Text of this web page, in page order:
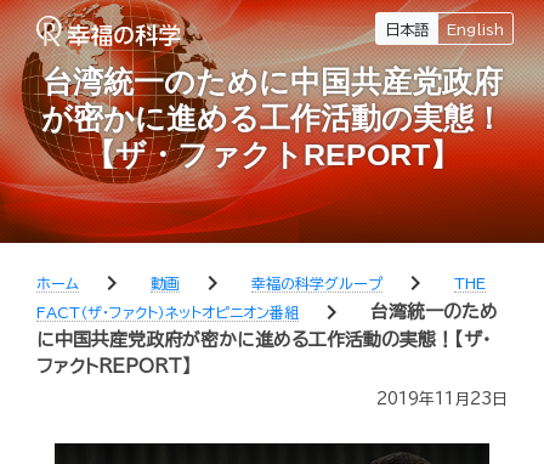
日本語 English
台湾統一のために中国共産党政府
が密かに進める工作活動の実態！
【ザ・ファクトREPORT】
ホーム chevron_right 動画 chevron_right 幸福の科学グループ chevron_right
THE
FACT（ザ・ファクト）ネットオピニオン番組
chevron_right
台湾統一のため
に中国共産党政府が密かに進める工作活動の実態！【ザ・
ファクトREPORT】
2019年11月23日